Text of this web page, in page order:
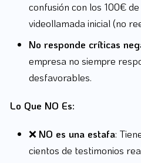
confusión con los 100€
videollamada inicial (no
No responde críticas
empresa no siempre
desfavorables.
Lo Que NO Es:
❌ NO es una estafa:
cientos de testimonios